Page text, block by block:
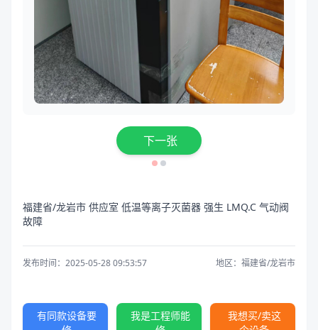
下一张
福建省/龙岩市 供应室 低温等离子灭菌器 强生 LMQ.C 气动阀
故障
发布时间：2025-05-28 09:53:57 地区：福建省/龙岩市
有同款设备要
我是工程师能
我想买/卖这